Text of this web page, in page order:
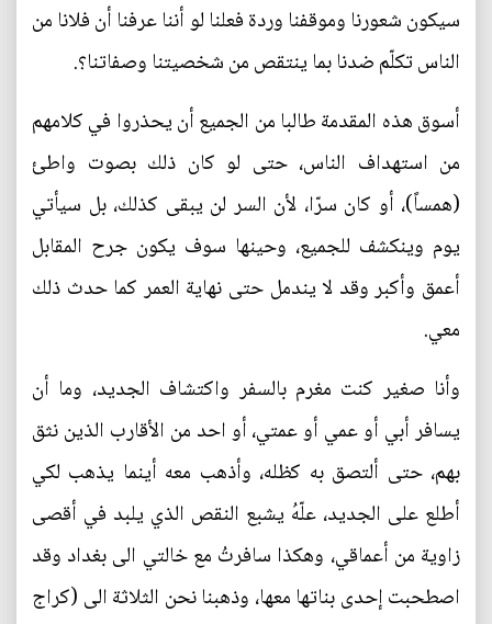
سيكون شعورنا وموقفنا وردة فعلنا لو أننا عرفنا أن فلانا من
الناس تكلّم ضدنا بما ينتقص من شخصيتنا وصفاتنا؟.
أسوق هذه المقدمة طالبا من الجميع أن يحذروا في كلامهم
من استهداف الناس، حتى لو كان ذلك بصوت واطئ
(همساً)، أو كان سرّا، لأن السر لن يبقى كذلك، بل سيأتي
يوم وينكشف للجميع، وحينها سوف يكون جرح المقابل
أعمق وأكبر وقد لا يندمل حتى نهاية العمر كما حدث ذلك
معي.
وأنا صغير كنت مغرم بالسفر واكتشاف الجديد، وما أن
يسافر أبي أو عمي أو عمتي، أو احد من الأقارب الذين نثق
بهم، حتى ألتصق به كظله، وأذهب معه أينما يذهب لكي
أطلع على الجديد، علّهُ يشبع النقص الذي يلبد في أقصى
زاوية من أعماقي، وهكذا سافرتُ مع خالتي الى بغداد وقد
اصطحبت إحدى بناتها معها، وذهبنا نحن الثلاثة الى (كراج